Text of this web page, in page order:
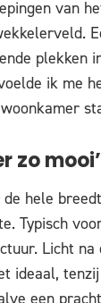
van
plekken
ik me
zo mooi’
hele
Typisch
Licht
ideaal,